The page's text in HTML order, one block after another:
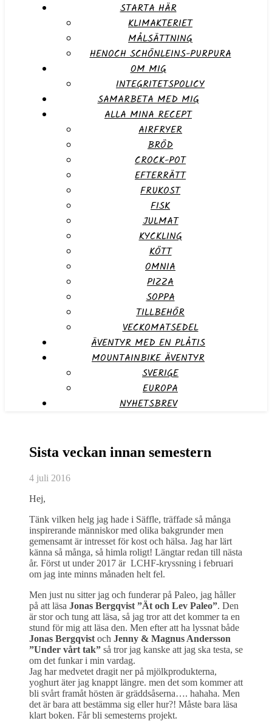
STARTA HÄR
KLIMAKTERIET
MÅLSÄTTNING
HENOCH SCHÖNLEINS-PURPURA
OM MIG
INTEGRITETSPOLICY
SAMARBETA MED MIG
ALLA MINA RECEPT
AIRFRYER
BRÖD
CROCK-POT
EFTERRÄTT
FRUKOST
FISK
JULMAT
KYCKLING
KÖTT
OMNIA
PIZZA
SOPPA
TILLBEHÖR
VECKOMATSEDEL
ÄVENTYR MED EN PLÅTIS
MOUNTAINBIKE ÄVENTYR
SVERIGE
EUROPA
NYHETSBREV
Sista veckan innan semestern
4 juli 2016
Hej,
Tänk vilken helg jag hade i Säffle, träffade så många
inspirerande människor med olika bakgrunder men
gemensamt är intresset för kost och hälsa. Jag har lärt
känna så många, så himla roligt! Längtar redan till nästa
år. Först ut under 2017 är LCHF-kryssning i februari
om jag inte minns månaden helt fel.
Men just nu sitter jag och funderar på Paleo, jag håller
på att läsa Jonas Bergqvist ”Ät och Lev Paleo”. Den
är stor och tung att läsa, så jag tror att det kommer ta en
stund för mig att läsa den. Men efter att ha lyssnat både
Jonas Bergqvist och Jenny & Magnus Andersson
”Under vårt tak” så tror jag kanske att jag ska testa, se
om det funkar i min vardag.
Jag har medvetet dragit ner på mjölkprodukterna,
yoghurt äter jag knappt längre. men det som kommer att
bli svårt framåt hösten är gräddsåserna…. hahaha. Men
det är bara att bestämma sig eller hur?! Måste bara läsa
klart boken. Får bli semesterns projekt.